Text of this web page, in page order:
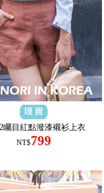
矚目紅點潑漆襯衫上衣
NT$799